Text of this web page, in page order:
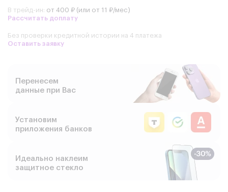
В трейд-ин: от 400 ₽ (или от 11 ₽/мес)
Рассчитать доплату
Без проверки кредитной истории на 4 платежа
Оставить заявку
Перенесем
данные при Вас
Установим
приложения банков
Идеально наклеим
защитное стекло